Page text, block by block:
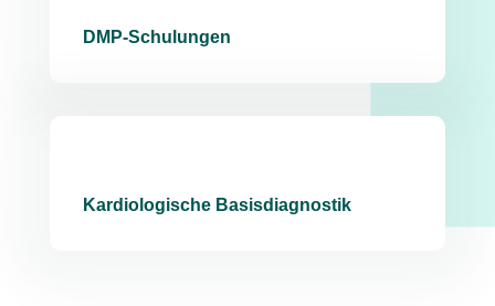
DMP-Schulungen
Kardiologische Basisdiagnostik